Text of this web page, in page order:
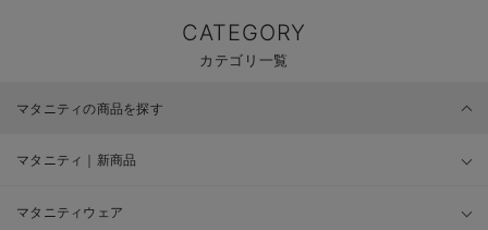
CATEGORY
カテゴリ一覧
マタニティの商品を探す
マタニティ｜新商品
マタニティウェア